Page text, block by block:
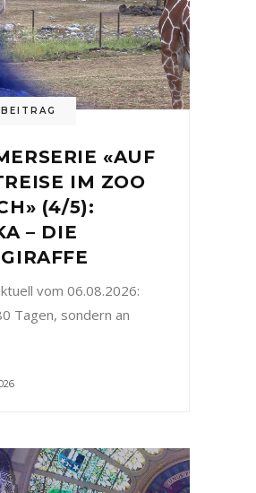
«AUF
IM ZOO
(4/5):
– DIE
vom 06.08.2026:
Tagen, sondern an